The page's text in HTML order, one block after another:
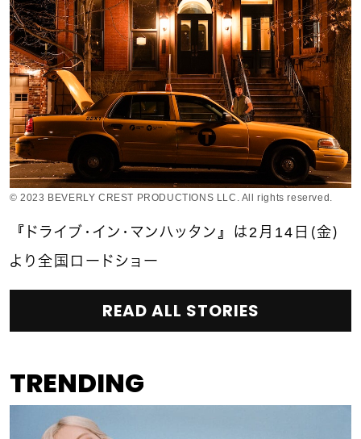
© 2023 BEVERLY CREST PRODUCTIONS LLC. All rights reserved.
『ドライブ・イン・マンハッタン』は2月14日（金）
より全国ロードショー
READ ALL STORIES
TRENDING